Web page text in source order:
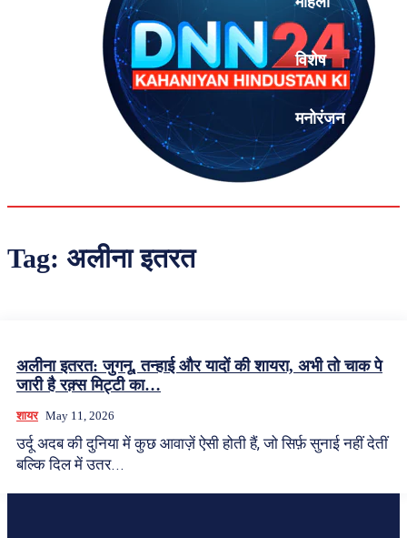
विशेष
मनोरंजन
Tag: अलीना इतरत
अलीना इतरत: जुगनू, तन्हाई और यादों की शायरा, अभी तो चाक पे
जारी है रक़्स मिट्टी का…
शायर May 11, 2026
उर्दू अदब की दुनिया में कुछ आवाज़ें ऐसी होती हैं, जो सिर्फ़ सुनाई नहीं देतीं
बल्कि दिल में उतर...